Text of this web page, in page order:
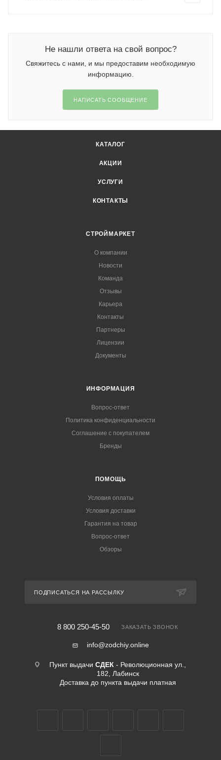
Не нашли ответа на свой вопрос?
Свяжитесь с нами, и мы предоставим необходимую
информацию.
НАПИСАТЬ СООБЩЕНИЕ
КАТАЛОГ
АКЦИИ
УСЛУГИ
КОНТАКТЫ
СТРОЙМАРКЕТ
О компании
Новости
Команда
Отзывы
Карьера
Контакты
Партнеры
Лицензии
Документы
ИНФОРМАЦИЯ
Вопрос-ответ
Политика конфиденциальности
Соглашение с покупателем
Бренды
ПОМОЩЬ
Условия оплаты
Условия доставки
Гарантия на товар
Вопрос-ответ
Обзоры
ПОДПИСАТЬСЯ НА РАССЫЛКУ
8 800 250-45-50 ЗАКАЗАТЬ ЗВОНОК
info@zodchiy.online
Пункт выдачи СДЕК - Революционная ул.,
182, Лабинск
Доставка до пункта выдачи платная